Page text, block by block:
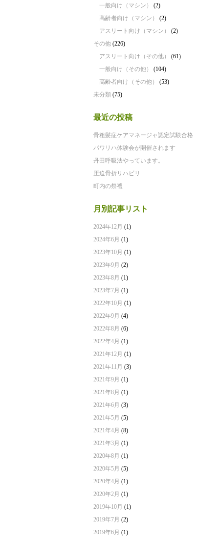
一般向け（マシン）
(2)
高齢者向け（マシン）
(2)
アスリート向け（マシン）
(2)
その他 (226)
アスリート向け（その他）
(61)
一般向け（その他）
(104)
高齢者向け（その他）
(53)
未分類 (75)
最近の投稿
骨粗髪症ケアマネージャ認定試験合格
パワリハ体験会が開催されます
丹田呼吸法やっています。
圧迫骨折リハビリ
町内の祭禮
月別記事リスト
2024年12月 (1)
2024年6月 (1)
2023年10月 (1)
2023年9月 (2)
2023年8月 (1)
2023年7月 (1)
2022年10月 (1)
2022年9月 (4)
2022年8月 (6)
2022年4月 (1)
2021年12月 (1)
2021年11月 (3)
2021年9月 (1)
2021年8月 (1)
2021年6月 (3)
2021年5月 (5)
2021年4月 (8)
2021年3月 (1)
2020年8月 (1)
2020年5月 (5)
2020年4月 (1)
2020年2月 (1)
2019年10月 (1)
2019年7月 (2)
2019年6月 (1)